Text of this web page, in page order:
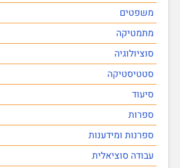
משפטים
מתמטיקה
סוציולוגיה
סטטיסטיקה
סיעוד
ספרות
ספרנות ומידענות
עבודה סוציאלית